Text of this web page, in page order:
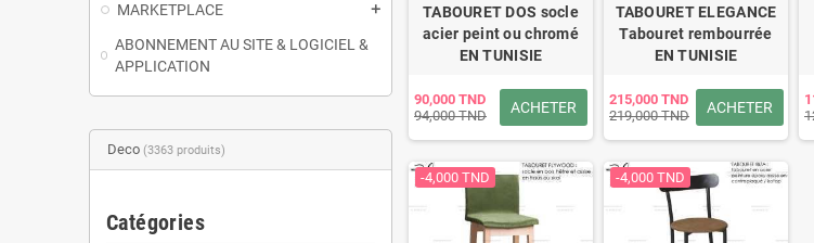
MARKETPLACE add
ABONNEMENT AU SITE & LOGICIEL &
APPLICATION
Deco (3363 produits)
Catégories
TABOURET DOS socle
acier peint ou chromé
EN TUNISIE
90,000 TND
94,000 TND
ACHETER
TABOURET ELEGANCE
Tabouret rembourrée
EN TUNISIE
215,000 TND
219,000 TND
ACHETER
-4,000 TND -4,000 TND